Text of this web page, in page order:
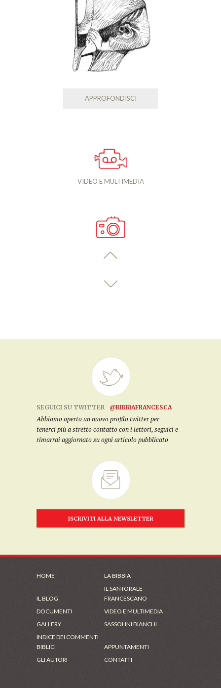
APPROFONDISCI
VIDEO E MULTIMEDIA
SEGUICI SU TWITTER
@BIBBIAFRANCESCA
Abbiamo aperto un nuovo profilo twitter per
tenerci più a stretto contatto con i lettori, seguici e
rimarrai aggiornato su ogni articolo pubblicato
ISCRIVITI ALLA NEWSLETTER
HOME LA BIBBIA
IL BLOG
IL SANTORALE
FRANCESCANO
DOCUMENTI
VIDEO E MULTIMEDIA
GALLERY
SASSOLINI BIANCHI
INDICE DEI COMMENTI
BIBLICI
APPUNTAMENTI
GLI AUTORI
CONTATTI